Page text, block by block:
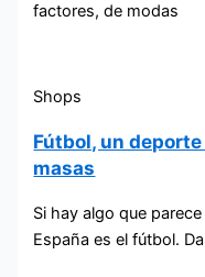
factores, de modas
Shops
Fútbol, un
masas
Si hay algo que
España es el fútbol.